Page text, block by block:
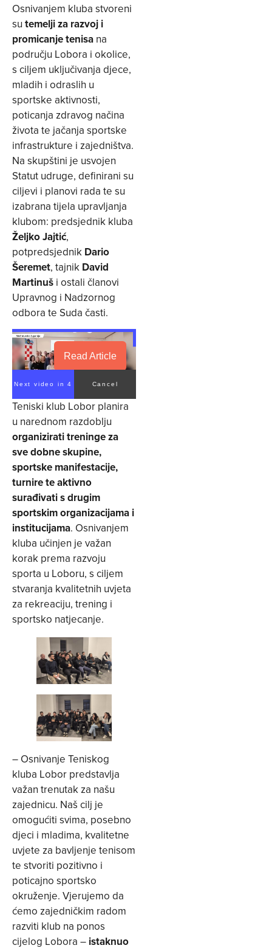
Osnivanjem kluba stvoreni
su temelji za razvoj i
promicanje tenisa na
području Lobora i okolice,
s ciljem uključivanja djece,
mladih i odraslih u
sportske aktivnosti,
poticanja zdravog načina
života te jačanja sportske
infrastrukture i zajedništva.
Na skupštini je usvojen
Statut udruge, definirani su
ciljevi i planovi rada te su
izabrana tijela upravljanja
klubom: predsjednik kluba
Željko Jajtić,
potpredsjednik Dario
Šeremet, tajnik David
Martinuš i ostali članovi
Upravnog i Nadzornog
odbora te Suda časti.
Read Article
Next video in 3 Cancel
Teniski klub Lobor planira
u narednom razdoblju
organizirati treninge za
sve dobne skupine,
sportske manifestacije,
turnire te aktivno
surađivati s drugim
sportskim organizacijama i
institucijama. Osnivanjem
kluba učinjen je važan
korak prema razvoju
sporta u Loboru, s ciljem
stvaranja kvalitetnih uvjeta
za rekreaciju, trening i
sportsko natjecanje.
– Osnivanje Teniskog
kluba Lobor predstavlja
važan trenutak za našu
zajednicu. Naš cilj je
omogućiti svima, posebno
djeci i mladima, kvalitetne
uvjete za bavljenje tenisom
te stvoriti pozitivno i
poticajno sportsko
okruženje. Vjerujemo da
ćemo zajedničkim radom
razviti klub na ponos
cijelog Lobora – istaknuo